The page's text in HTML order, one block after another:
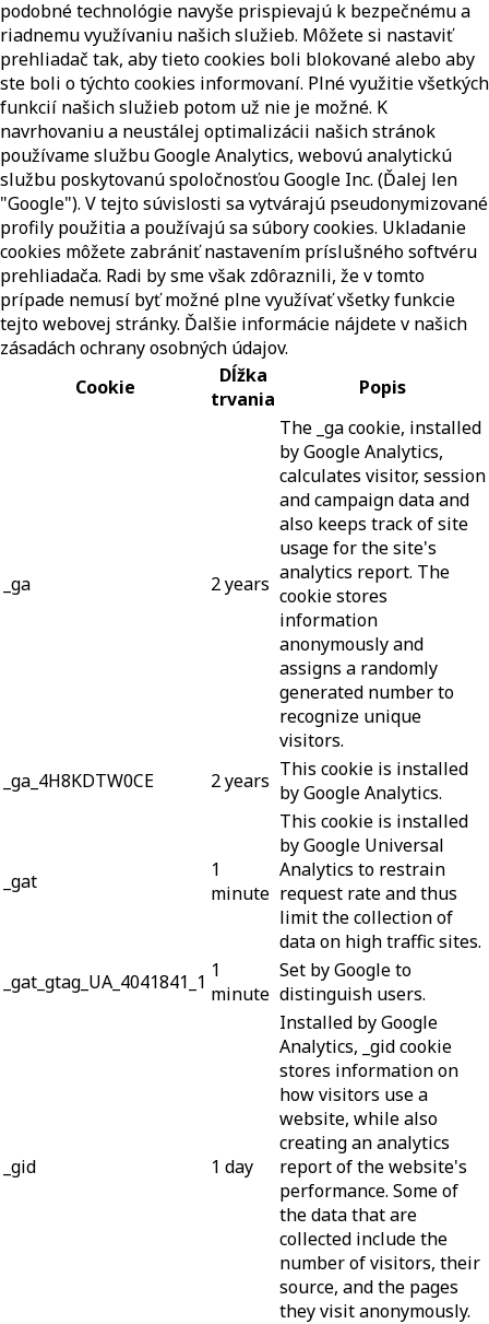
podobné technológie navyše prispievajú k bezpečnému a
riadnemu využívaniu našich služieb. Môžete si nastaviť
prehliadač tak, aby tieto cookies boli blokované alebo aby
ste boli o týchto cookies informovaní. Plné využitie všetkých
funkcií našich služieb potom už nie je možné. K
navrhovaniu a neustálej optimalizácii našich stránok
používame službu Google Analytics, webovú analytickú
službu poskytovanú spoločnosťou Google Inc. (Ďalej len
"Google"). V tejto súvislosti sa vytvárajú pseudonymizované
profily použitia a používajú sa súbory cookies. Ukladanie
cookies môžete zabrániť nastavením príslušného softvéru
prehliadača. Radi by sme však zdôraznili, že v tomto
prípade nemusí byť možné plne využívať všetky funkcie
tejto webovej stránky. Ďalšie informácie nájdete v našich
zásadách ochrany osobných údajov.
Cookie
Dĺžka
trvania
Popis
_ga 2 years
The _ga cookie, installed
by Google Analytics,
calculates visitor, session
and campaign data and
also keeps track of site
usage for the site's
analytics report. The
cookie stores
information
anonymously and
assigns a randomly
generated number to
recognize unique
visitors.
_ga_4H8KDTW0CE
2 years This cookie is installed
by Google Analytics.
_gat
1
minute
This cookie is installed
by Google Universal
Analytics to restrain
request rate and thus
limit the collection of
data on high traffic sites.
_gat_gtag_UA_4041841_1 1
minute
Set by Google to
distinguish users.
_gid 1 day
Installed by Google
Analytics, _gid cookie
stores information on
how visitors use a
website, while also
creating an analytics
report of the website's
performance. Some of
the data that are
collected include the
number of visitors, their
source, and the pages
they visit anonymously.